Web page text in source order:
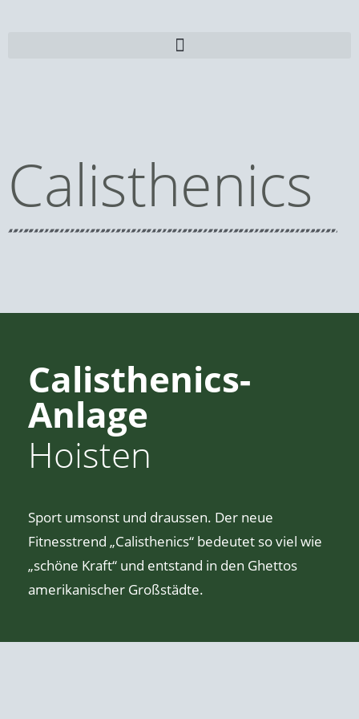
Calisthenics
Calisthenics-
Anlage
Hoisten
Sport umsonst und draussen. Der neue
Fitnesstrend „Calisthenics“ bedeutet so viel wie
„schöne Kraft“ und entstand in den Ghettos
amerikanischer Großstädte.